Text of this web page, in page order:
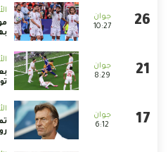
10:27
8:29
6:12